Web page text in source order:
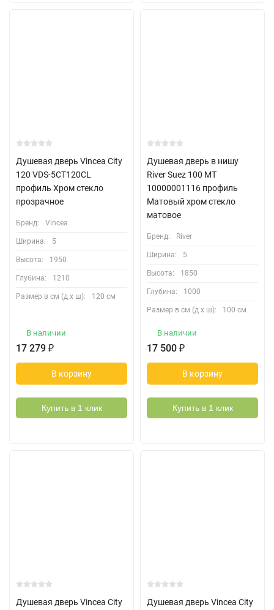
Душевая дверь Vincea City
120 VDS-5CT120CL
профиль Хром стекло
прозрачное
Бренд: Vincea
Ширина: 5
Высота: 1950
Глубина: 1210
Размер в см (д х ш): 120 см
В наличии
17 279 ₽
В корзину
Купить в 1 клик
Душевая дверь в нишу
River Suez 100 МТ
10000001116 профиль
Матовый хром стекло
матовое
Бренд: River
Ширина: 5
Высота: 1850
Глубина: 1000
Размер в см (д х ш): 100 см
В наличии
17 500 ₽
В корзину
Купить в 1 клик
Душевая дверь Vincea City
Душевая дверь Vincea City